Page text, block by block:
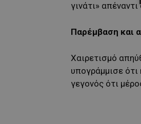
γινάτι»
Παρέμβαση και
Χαιρετισμό
υπογράμμισε
γεγονός ότι